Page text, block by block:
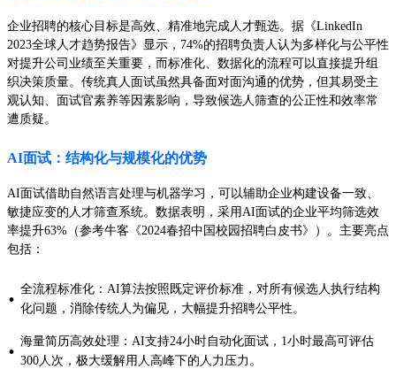
企业招聘的核心目标是高效、精准地完成人才甄选。据《LinkedIn
2023全球人才趋势报告》显示，74%的招聘负责人认为多样化与公平性
对提升公司业绩至关重要，而标准化、数据化的流程可以直接提升组
织决策质量。传统真人面试虽然具备面对面沟通的优势，但其易受主
观认知、面试官素养等因素影响，导致候选人筛查的公正性和效率常
遭质疑。
AI面试：结构化与规模化的优势
AI面试借助自然语言处理与机器学习，可以辅助企业构建设备一致、
敏捷应变的人才筛查系统。数据表明，采用AI面试的企业平均筛选效
率提升63%（参考牛客《2024春招中国校园招聘白皮书》）。主要亮点
包括：
· 全流程标准化：AI算法按照既定评价标准，对所有候选人执行结构
化问题，消除传统人为偏见，大幅提升招聘公平性。
· 海量简历高效处理：AI支持24小时自动化面试，1小时最高可评估
300人次，极大缓解用人高峰下的人力压力。